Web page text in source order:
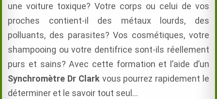
une voiture toxique? Votre corps ou celui de vos
proches contient-il des métaux lourds, des
polluants, des parasites? Vos cosmétiques, votre
shampooing ou votre dentifrice sont-ils réellement
purs et sains? Avec cette formation et l’aide d’un
Synchromètre Dr Clarkvous pourrez rapidement le
déterminer et le savoir tout seul…